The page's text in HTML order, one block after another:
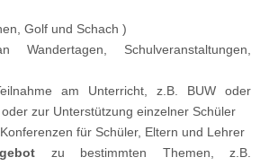
Golf und Schach )
Wandertagen, Schulveranstaltungen,
am Unterricht, z.B. BUW oder
zur Unterstützung einzelner Schüler
für Schüler, Eltern und Lehrer
zu bestimmten Themen, z.B.